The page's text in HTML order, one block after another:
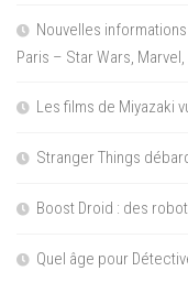
Nouvelles
Paris – Star Wars,
Les films de Miyazaki
Stranger Things
Boost Droid : des
Quel âge pour